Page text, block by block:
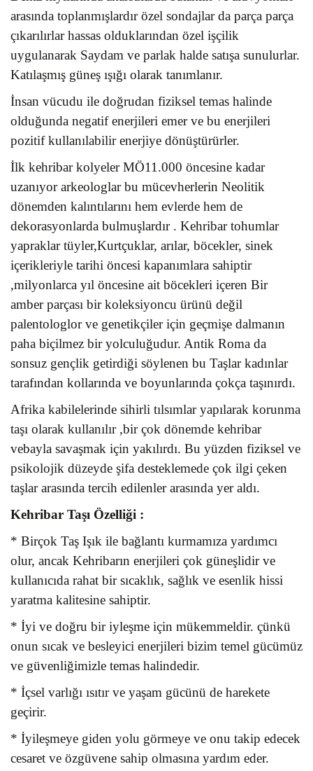
arasında toplanmışlardır özel sondajlar da parça parça
çıkarılırlar hassas olduklarından özel işçilik
uygulanarak Saydam ve parlak halde satışa sunulurlar.
Katılaşmış güneş ışığı olarak tanımlanır.
İnsan vücudu ile doğrudan fiziksel temas halinde
olduğunda negatif enerjileri emer ve bu enerjileri
pozitif kullanılabilir enerjiye dönüştürürler.
İlk kehribar kolyeler MÖ11.000 öncesine kadar
uzanıyor arkeologlar bu mücevherlerin Neolitik
dönemden kalıntılarını hem evlerde hem de
dekorasyonlarda bulmuşlardır . Kehribar tohumlar
yapraklar tüyler,Kurtçuklar, arılar, böcekler, sinek
içerikleriyle tarihi öncesi kapanımlara sahiptir
,milyonlarca yıl öncesine ait böcekleri içeren Bir
amber parçası bir koleksiyoncu ürünü değil
palentologlor ve genetikçiler için geçmişe dalmanın
paha biçilmez bir yolculuğudur. Antik Roma da
sonsuz gençlik getirdiği söylenen bu Taşlar kadınlar
tarafından kollarında ve boyunlarında çokça taşınırdı.
Afrika kabilelerinde sihirli tılsımlar yapılarak korunma
taşı olarak kullanılır ,bir çok dönemde kehribar
vebayla savaşmak için yakılırdı. Bu yüzden fiziksel ve
psikolojik düzeyde şifa desteklemede çok ilgi çeken
taşlar arasında tercih edilenler arasında yer aldı.
Kehribar Taşı Özelliği :
* Birçok Taş Işık ile bağlantı kurmamıza yardımcı
olur, ancak Kehribarın enerjileri çok güneşlidir ve
kullanıcıda rahat bir sıcaklık, sağlık ve esenlik hissi
yaratma kalitesine sahiptir.
* İyi ve doğru bir iyleşme için mükemmeldir. çünkü
onun sıcak ve besleyici enerjileri bizim temel gücümüz
ve güvenliğimizle temas halindedir.
* İçsel varlığı ısıtır ve yaşam gücünü de harekete
geçirir.
* İyileşmeye giden yolu görmeye ve onu takip edecek
cesaret ve özgüvene sahip olmasına yardım eder.